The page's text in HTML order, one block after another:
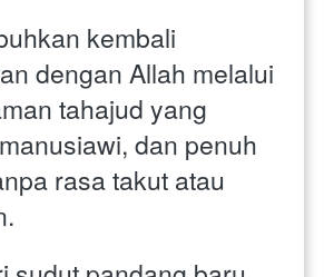
kembali
dengan Allah melalui
tahajud yang
dan penuh
rasa takut atau